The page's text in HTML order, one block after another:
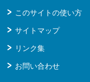
このサイトの使い方
サイトマップ
リンク集
お問い合わせ